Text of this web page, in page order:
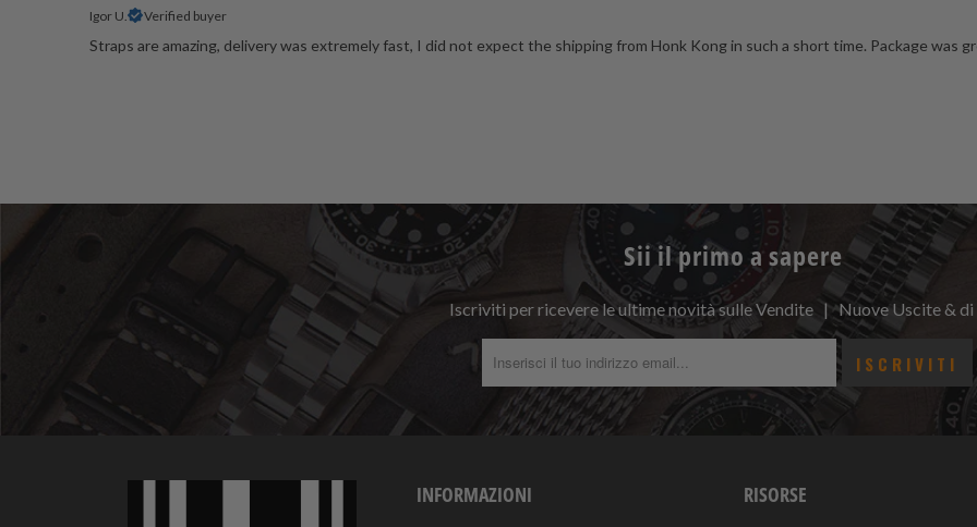
Igor U. Verified buyer
Straps are amazing, delivery was extremely fast, I did not expect the shipping from Honk Kong in such a short time. Package was
Sii il primo a sapere
Iscriviti per ricevere le ultime novità sulle Vendite | Nuove Uscite & di
INFORMAZIONI RISORSE